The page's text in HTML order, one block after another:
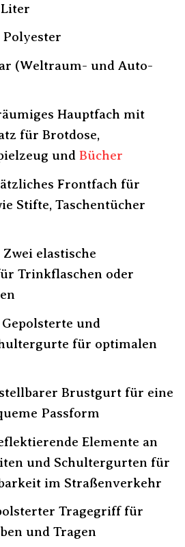
Liter
Polyester
(Weltraum- und Auto-
Hauptfach mit
für Brotdose,
und Bücher
Frontfach für
Stifte, Taschentücher
Zwei elastische
Trinkflaschen oder
Gepolsterte und
für optimalen
Brustgurt für eine
Passform
Elemente an
und Schultergurten für
im Straßenverkehr
Tragegriff für
und Tragen